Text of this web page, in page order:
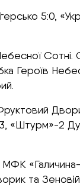
5:0,
Сотні.
Героїв
«Штурм»-2
та Зеновій